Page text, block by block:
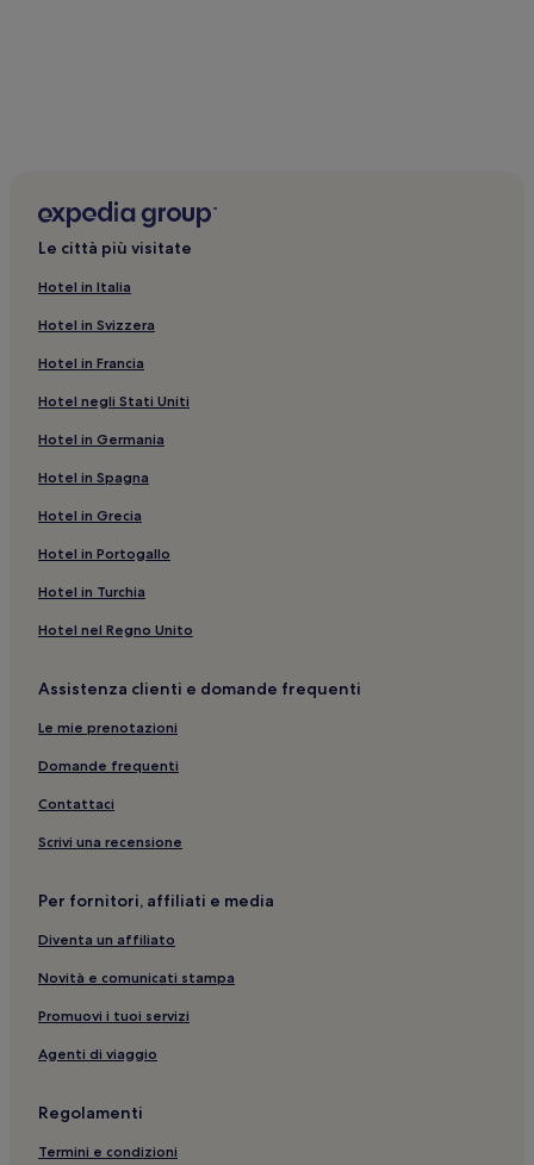
Le città più visitate
Hotel in Italia
Hotel in Svizzera
Hotel in Francia
Hotel negli Stati Uniti
Hotel in Germania
Hotel in Spagna
Hotel in Grecia
Hotel in Portogallo
Hotel in Turchia
Hotel nel Regno Unito
Assistenza clienti e domande frequenti
Le mie prenotazioni
Domande frequenti
Contattaci
Scrivi una recensione
Per fornitori, affiliati e media
Diventa un affiliato
Novità e comunicati stampa
Promuovi i tuoi servizi
Agenti di viaggio
Regolamenti
Termini e condizioni